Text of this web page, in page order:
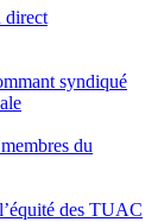
direct
syndiqué
du
des TUAC